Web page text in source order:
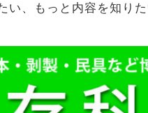
い、もっと内容を知りた